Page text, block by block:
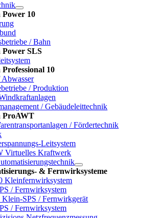
10
/ Bahn
SLS
10
Abwasser
/ Produktion
/ Gebäudeleittechnik
ProAWT
/ Fördertechnik
Leitsystem
Virtuelles Kraftwerk
& Fernwirksysteme
Kleinfernwirksystem
/ Fernwirksystem
SPS / Fernwirkgerät
/ Fernwirksystem